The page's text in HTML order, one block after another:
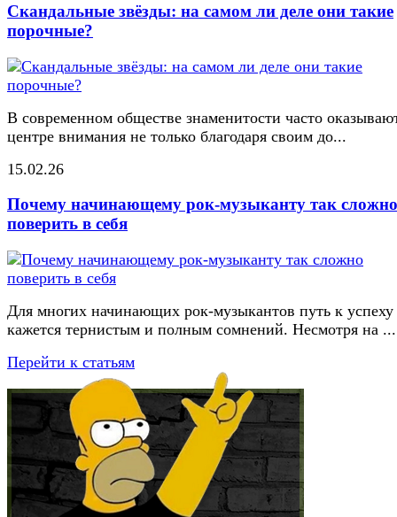
Скандальные звёзды: на самом ли деле они такие
порочные?
В современном обществе знаменитости часто
центре внимания не только благодаря своим до...
15.02.26
Почему начинающему рок-музыканту так сложно
поверить в себя
Для многих начинающих рок-музыкантов путь к успеху
кажется тернистым и полным сомнений. Несмотря на ...
Перейти к статьям